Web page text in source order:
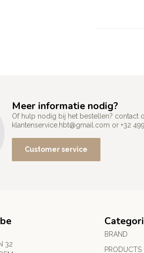
Meer informatie nodig?
Of hulp nodig bij het bestellen? contact
klantenservice.hbt@gmail.com or +32
Customer service
32
BRAND
PRODUCTS